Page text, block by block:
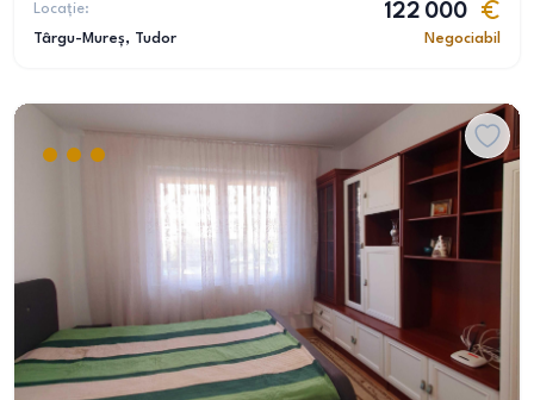
Locație:
Târgu-Mureș, Tudor
122 000
Negociabil